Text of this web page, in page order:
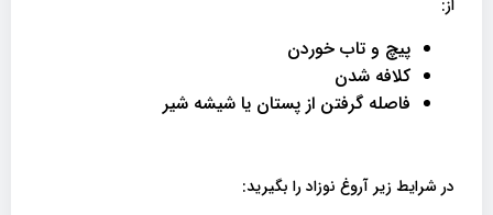
از:
پیچ و تاب خوردن
کلافه شدن
فاصله گرفتن از پستان یا شیشه شیر
در شرایط زیر آروغ نوزاد را بگیرید: